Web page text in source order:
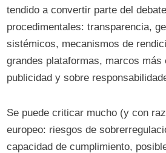
tendido a convertir parte del
procedimentales: transparencia,
sistémicos, mecanismos de
grandes plataformas, marcos más
publicidad y sobre
Se puede criticar mucho (y con
europeo: riesgos de
capacidad de cumplimiento,